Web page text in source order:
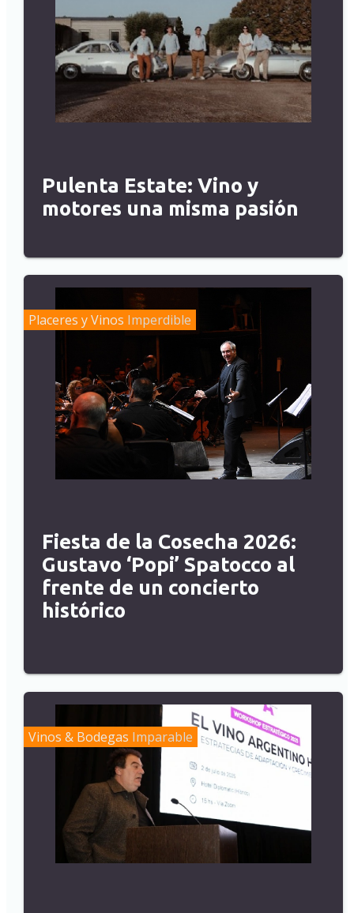
Pulenta Estate: Vino y
motores una misma pasión
Placeres y Vinos Imperdible
Fiesta de la Cosecha 2026:
Gustavo ‘Popi’ Spatocco al
frente de un concierto
histórico
Vinos & Bodegas Imparable